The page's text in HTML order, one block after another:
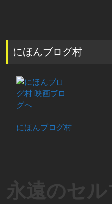
にほんブログ村
にほんブログ村
永遠のセ